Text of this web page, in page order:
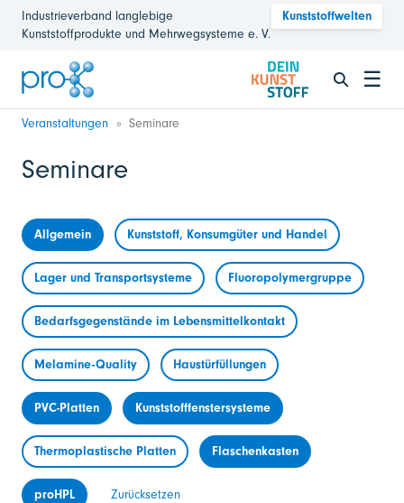
Industrieverband langlebige
Kunststoffprodukte und Mehrwegsysteme e. V.
Kunststoffwelten
☰
Veranstaltungen Seminare
Seminare
Allgemein Kunststoff, Konsumgüter und Handel
Lager und Transportsysteme Fluoropolymergruppe
Bedarfsgegenstände im Lebensmittelkontakt
Melamine-Quality Haustürfüllungen
PVC-Platten Kunststofffenstersysteme
Thermoplastische Platten Flaschenkasten
proHPL Zurücksetzen